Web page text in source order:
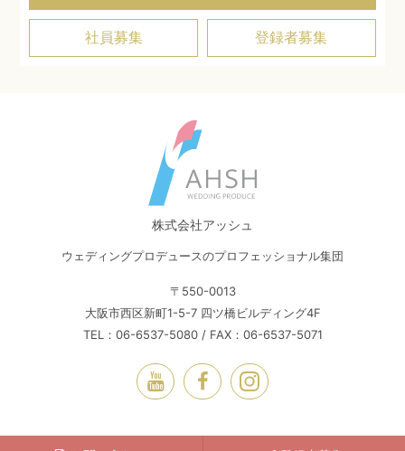
社員募集 登録者募集
株式会社アッシュ
ウェディングプロデュースのプロフェッショナル集団
〒550-0013
大阪市西区新町1-5-7 四ツ橋ビルディング4F
TEL：06-6537-5080 / FAX：06-6537-5071